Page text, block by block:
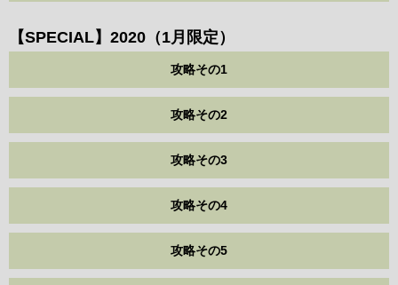
【SPECIAL】2020（1月限定）
攻略その1
攻略その2
攻略その3
攻略その4
攻略その5